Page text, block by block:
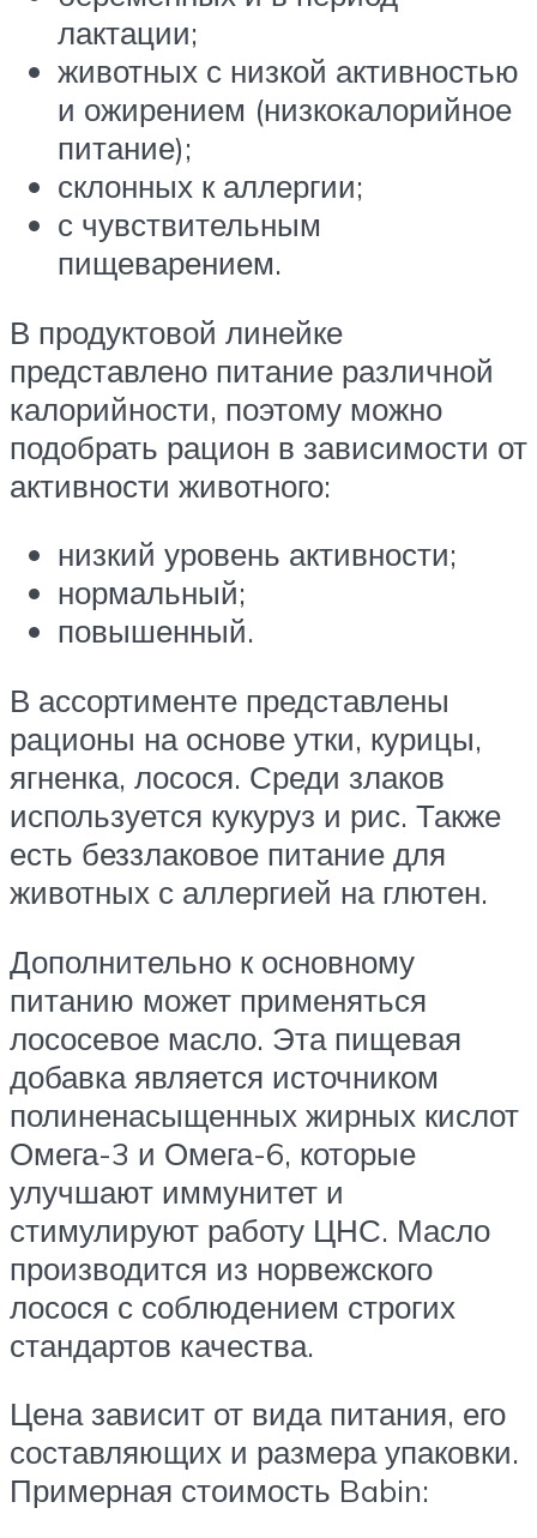
лактации;
животных с низкой активностью
и ожирением (низкокалорийное
питание);
склонных к аллергии;
с чувствительным
пищеварением.
В продуктовой линейке
представлено питание различной
калорийности, поэтому можно
подобрать рацион в зависимости от
активности животного:
низкий уровень активности;
нормальный;
повышенный.
В ассортименте представлены
рационы на основе утки, курицы,
ягненка, лосося. Среди злаков
используется кукуруз и рис. Также
есть беззлаковое питание для
животных с аллергией на глютен.
Дополнительно к основному
питанию может применяться
лососевое масло. Эта пищевая
добавка является источником
полиненасыщенных жирных кислот
Омега-3 и Омега-6, которые
улучшают иммунитет и
стимулируют работу ЦНС. Масло
производится из норвежского
лосося с соблюдением строгих
стандартов качества.
Цена зависит от вида питания, его
составляющих и размера упаковки.
Примерная стоимость Babin: